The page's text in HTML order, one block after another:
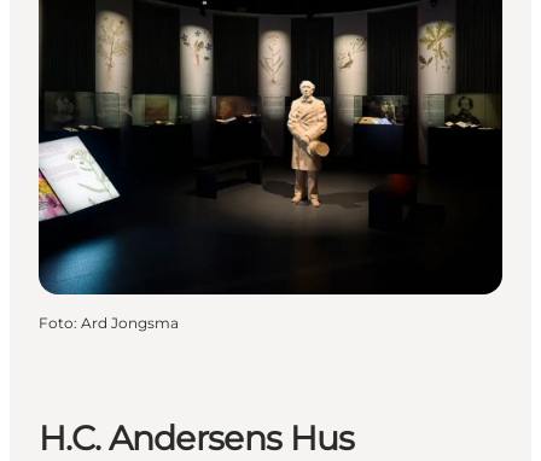
Foto: Ard Jongsma
H.C. Andersens Hus